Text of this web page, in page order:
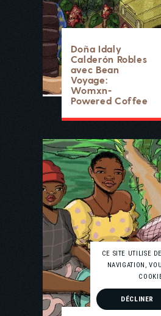
CE SITE UTILISE
NAVIGATION,
DÉCLINER
Doña Idaly
Calderón Robles
avec Bean
Voyage:
Womxn-
Powered Coffee